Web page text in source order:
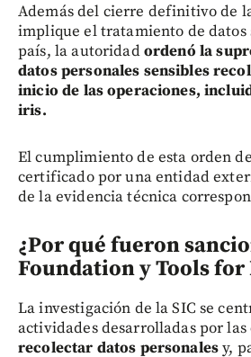
Además del cierre definitivo de
implique el tratamiento de datos
país, la autoridadordenó la
datos personales sensibles
inicio de las operaciones,
iris.
El cumplimiento de esta orden
certificado por una entidad
de la evidencia técnica
¿Por qué fueron
Foundation y Tools for
La investigación de la SIC se
actividades desarrolladas por
recolectar datos personalesy,